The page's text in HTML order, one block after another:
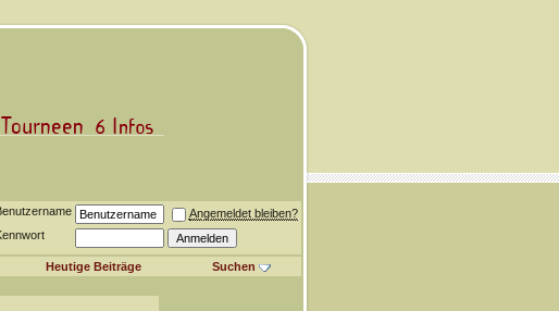
Angemeldet bleiben?
Heutige Beiträge Suchen